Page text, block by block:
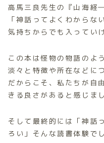
高馬三良先生の『山海経
「神話ってよくわからな
気持ちからでも入ってい
この本は怪物の物語のよ
淡々と特徴や所在などに
だからこそ、私たちが自
きる良さがあると感じま
そして最終的には「神話
ろい」そんな読書体験で